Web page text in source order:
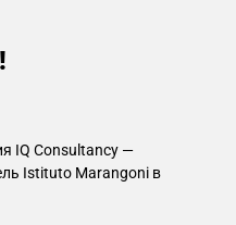
IQ Consultancy —
Istituto Marangoni в